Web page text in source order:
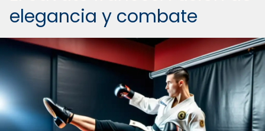
elegancia y combate